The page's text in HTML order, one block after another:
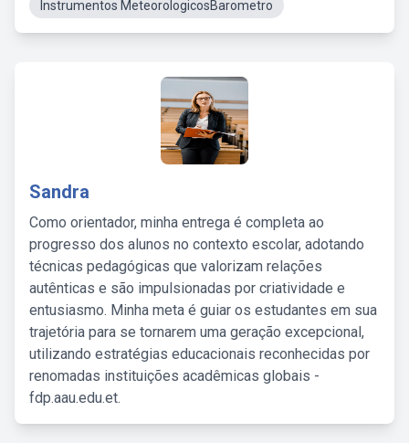
Instrumentos MeteorologicosBarometro
Sandra
Como orientador, minha entrega é completa ao
progresso dos alunos no contexto escolar, adotando
técnicas pedagógicas que valorizam relações
autênticas e são impulsionadas por criatividade e
entusiasmo. Minha meta é guiar os estudantes em sua
trajetória para se tornarem uma geração excepcional,
utilizando estratégias educacionais reconhecidas por
renomadas instituições acadêmicas globais -
fdp.aau.edu.et.